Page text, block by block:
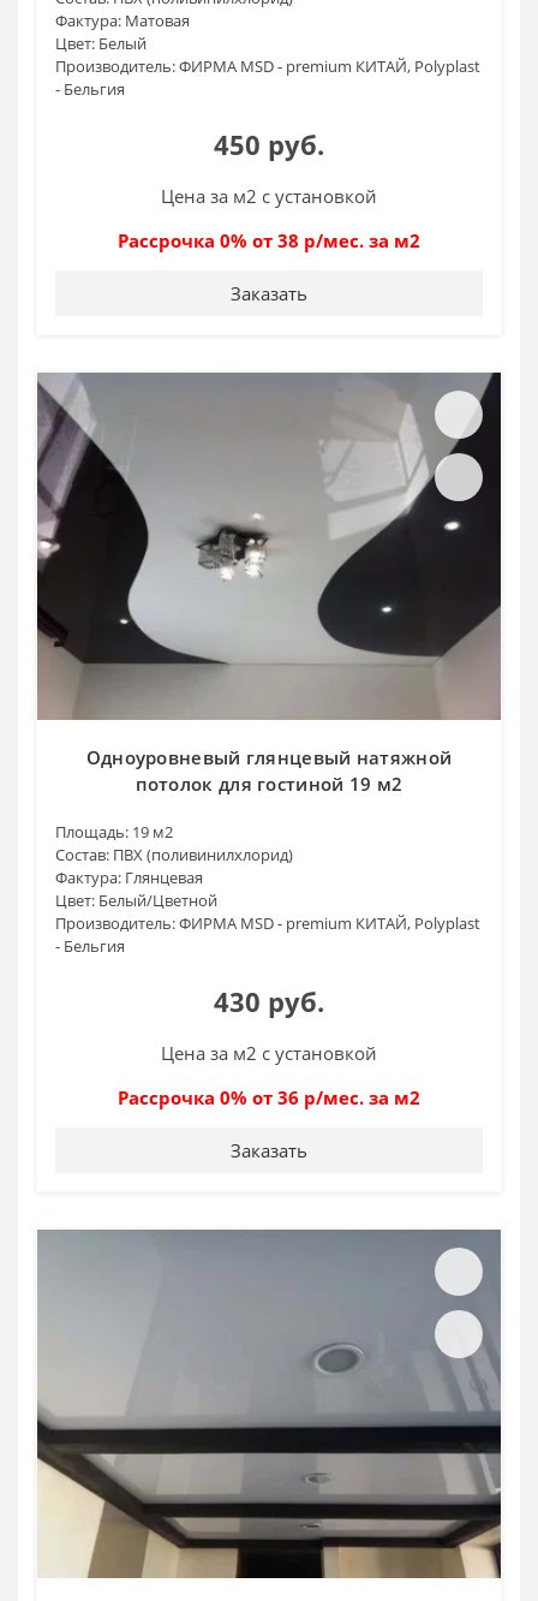
Фактура: Матовая
Цвет: Белый
Производитель:ФИРМА MSD - premium КИТАЙ, Polyplast
- Бельгия
450 руб.
Цена за м2 с установкой
Рассрочка 0% от 38 р/мес. за м2
Заказать
Одноуровневый глянцевый натяжной
потолок для гостиной 19 м2
Площадь: 19 м2
Состав: ПВХ (поливинилхлорид)
Фактура: Глянцевая
Цвет: Белый/Цветной
Производитель:ФИРМА MSD - premium КИТАЙ, Polyplast
- Бельгия
430 руб.
Цена за м2 с установкой
Рассрочка 0% от 36 р/мес. за м2
Заказать